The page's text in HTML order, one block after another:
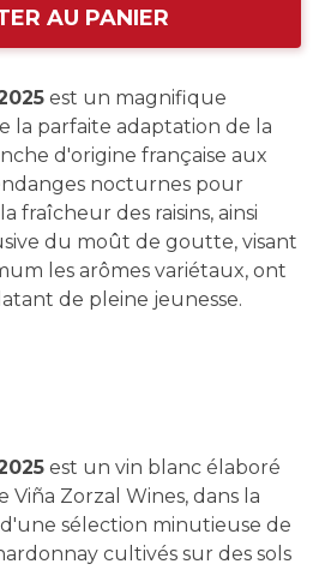
AU PANIER
est un magnifique
la parfaite adaptation de la
d'origine française aux
nocturnes pour
fraîcheur des raisins, ainsi
du moût de goutte, visant
les arômes variétaux, ont
de pleine jeunesse.
est un vin blanc élaboré
Viña Zorzal Wines, dans la
d'une sélection minutieuse de
cultivés sur des sols